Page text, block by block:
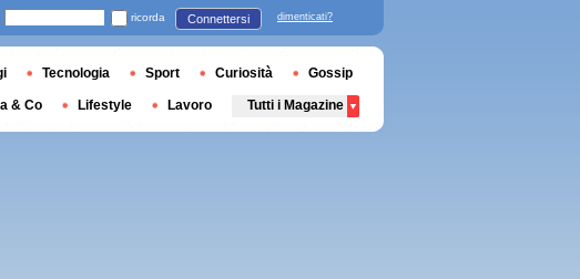
ricorda Connettersi dimenticati?
Tecnologia Sport Curiosità Gossip
& Co Lifestyle Lavoro Tutti i Magazine